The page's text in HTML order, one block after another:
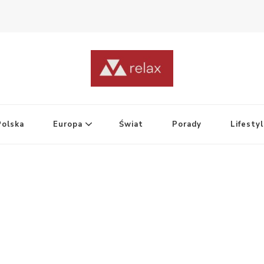
Europa Świat Porady